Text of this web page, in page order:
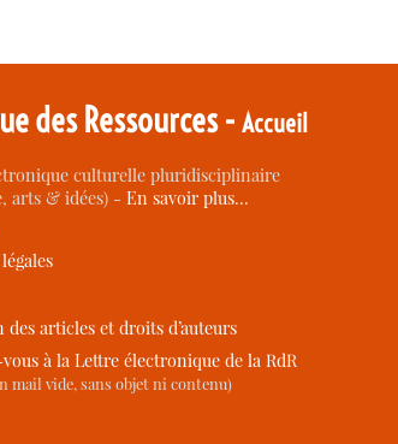
des Ressources -Accueil
culturelle pluridisciplinaire
arts & idées) -En savoir plus…
articles et droits d’auteurs
à la Lettre électronique de la RdR
mail vide, sans objet ni contenu)